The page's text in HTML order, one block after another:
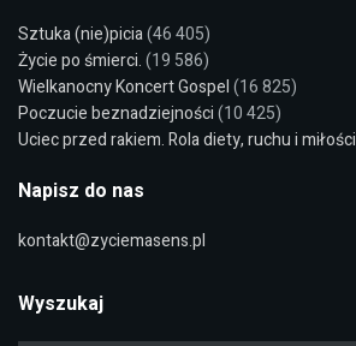
Sztuka (nie)picia(46 405)
Życie po śmierci.(19 586)
Wielkanocny Koncert Gospel(16 825)
Poczucie beznadziejności(10 425)
Uciec przed rakiem. Rola diety, ruchu i miłości
Napisz do nas
kontakt@zyciemasens.pl
Wyszukaj